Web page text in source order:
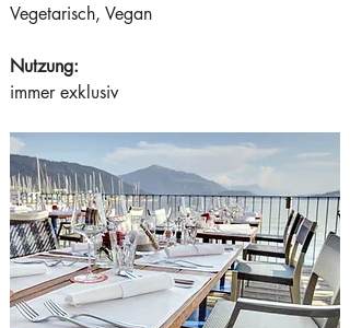
Vegetarisch, Vegan
Nutzung:
immer exklusiv